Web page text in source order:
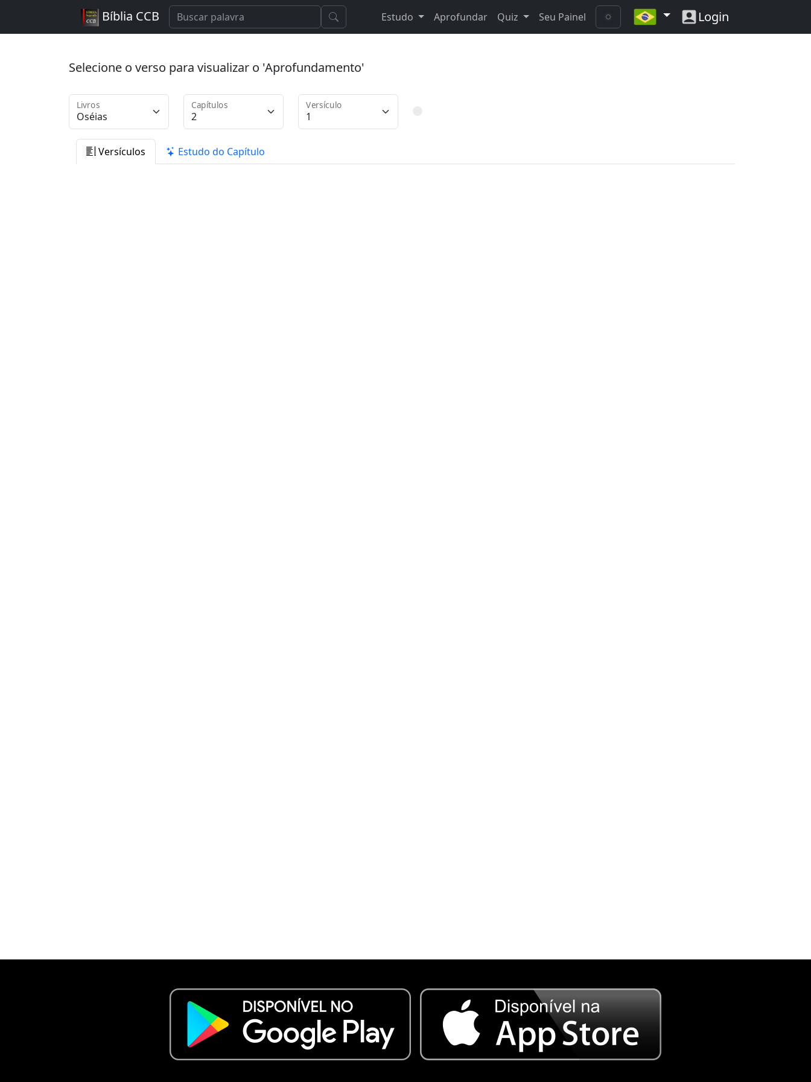
Bíblia CCB Estudo Aprofundar Quiz Seu Painel Login
Selecione o verso para visualizar o 'Aprofundamento'
Livros Capítulos Versículo
Versículos Estudo do Capítulo